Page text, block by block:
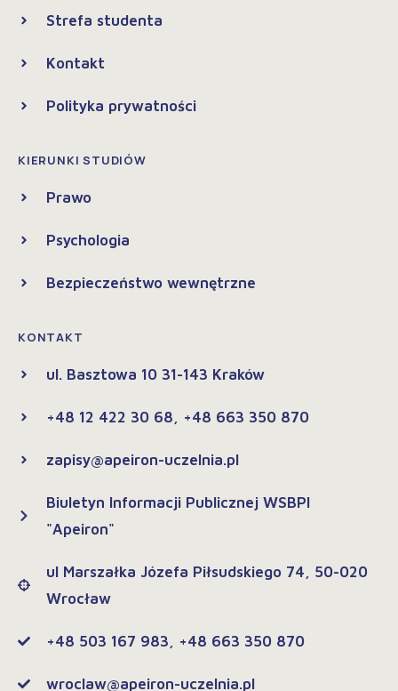
Strefa studenta
Kontakt
Polityka prywatności
KIERUNKI STUDIÓW
Prawo
Psychologia
Bezpieczeństwo wewnętrzne
KONTAKT
ul. Basztowa 10 31-143 Kraków
+48 12 422 30 68, +48 663 350 870
zapisy@apeiron-uczelnia.pl
Biuletyn Informacji Publicznej WSBPI
"Apeiron"
ul Marszałka Józefa Piłsudskiego 74, 50-020
Wrocław
+48 503 167 983, +48 663 350 870
wroclaw@apeiron-uczelnia.pl